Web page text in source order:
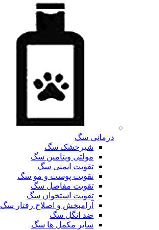
درمانی سگ
شیرخشک سگ
مولتی ویتامین سگ
تقویت ایمنی سگ
تقویت پوست و مو سگ
تقویت مفاصل سگ
تقویت استخوان سگ
آرامبخش و اصلاح رفتار سگ
ضد انگل سگ
سایر مکمل ها سگ